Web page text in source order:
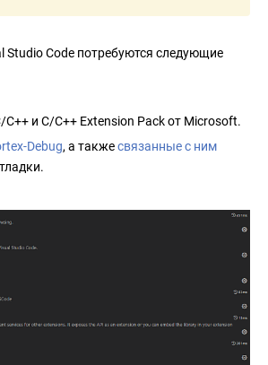
Studio Code потребуются следующие
и C/C++ Extension Pack от Microsoft.
Debug, а такжесвязанные с ним